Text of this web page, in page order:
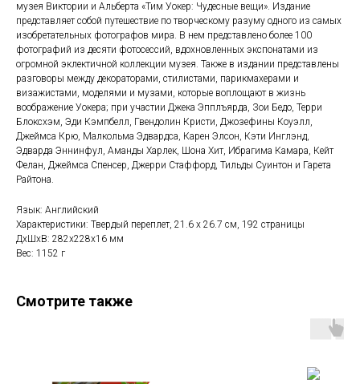
музея Виктории и Альберта «Тим Уокер: Чудесные вещи». Издание
представляет собой путешествие по творческому разуму одного из самых
изобретательных фотографов мира. В нем представлено более 100
фотографий из десяти фотосессий, вдохновленных экспонатами из
огромной эклектичной коллекции музея. Также в издании представлены
разговоры между декораторами, стилистами, парикмахерами и
визажистами, моделями и музами, которые воплощают в жизнь
воображение Уокера; при участии Джека Эпплъярда, Зои Бедо, Терри
Блоксхэм, Эди Кэмпбелл, Гвендолин Кристи, Джозефины Коуэлл,
Джеймса Крю, Малкольма Эдвардса, Карен Элсон, Кэти Инглэнд,
Эдварда Эннинфул, Аманды Харлек, Шона Хит, Ибрагима Камара, Кейт
Фелан, Джеймса Спенсер, Джерри Стаффорд, Тильды Суинтон и Гарета
Райтона.
Язык: Английский
Характеристики: Твердый переплет, 21.6 x 26.7 см, 192 страницы
ДxШxВ: 282x228x16 мм
Вес: 1152 г
Смотрите также